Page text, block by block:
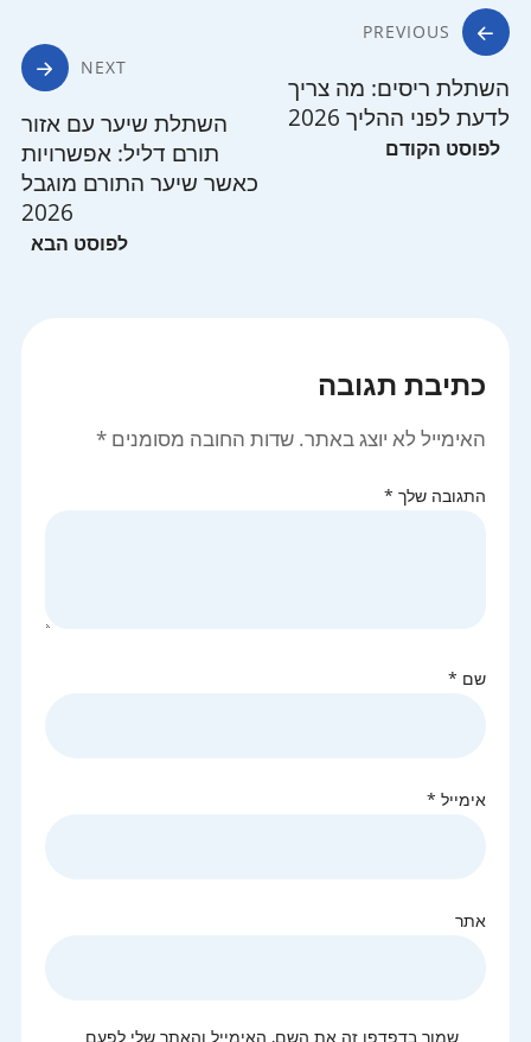
ניווט
PREVIOUS
השתלת ריסים: מה צריך
לדעת לפני ההליך 2026
NEXT
השתלת שיער עם אזור
תורם דליל: אפשרויות
כאשר שיער התורם מוגבל
2026
כתיבת תגובה
האימייל לא יוצג באתר. שדות החובה מסומנים *
התגובה שלך *
שם *
אימייל *
אתר
שמור בדפדפן זה את השם, האימייל והאתר שלי לפעם